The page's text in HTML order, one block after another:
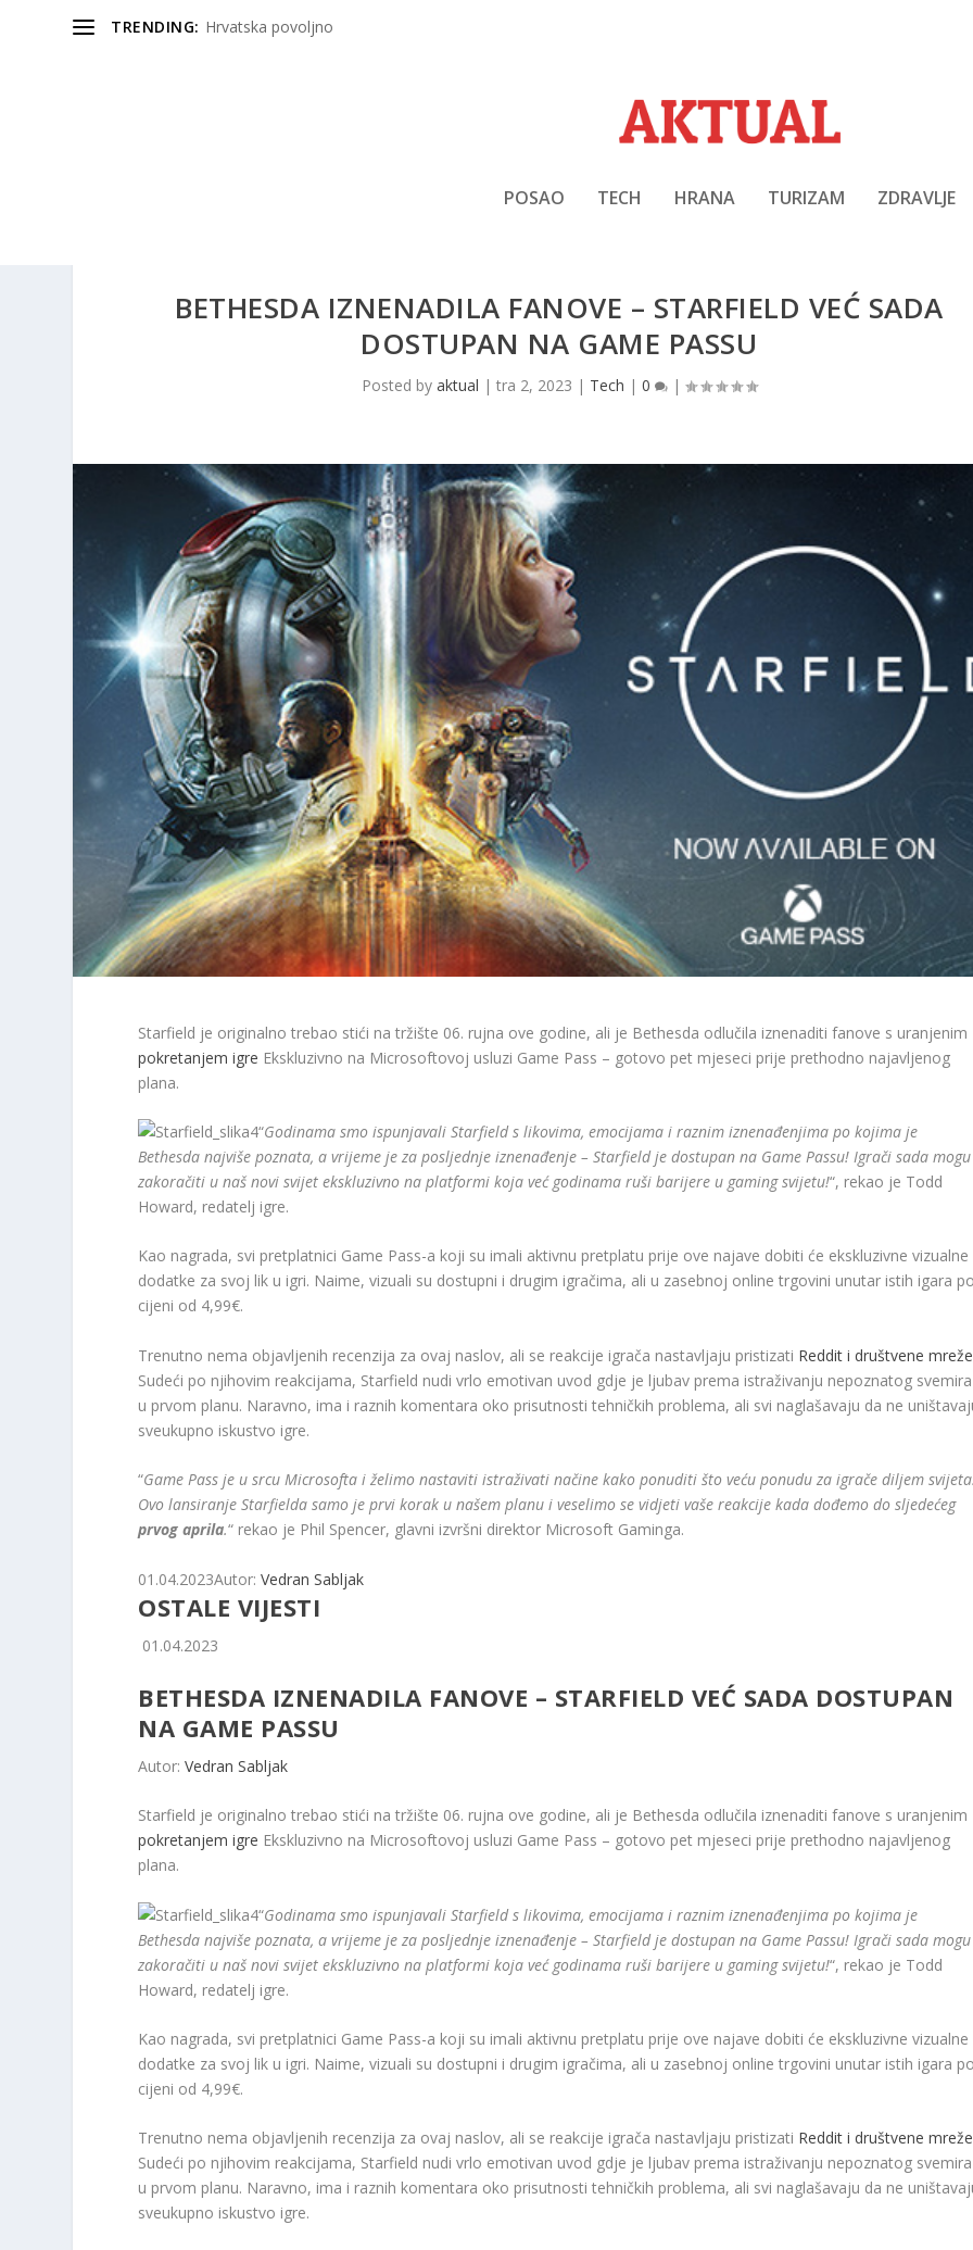
TRENDING: Hrvatska povoljno
POSAO TECH HRANA TURIZAM ZDRAVLJE
BETHESDA IZNENADILA FANOVE – STARFIELD VEĆ SADA
DOSTUPAN NA GAME PASSU
Posted by aktual | tra 2, 2023 | Tech | 0 |
Starfield je originalno trebao stići na tržište 06. rujna ove godine, ali je Bethesda odlučila iznenaditi fanove s uranjenim
pokretanjem igre Ekskluzivno na Microsoftovoj usluzi Game Pass – gotovo pet mjeseci prije prethodno najavljenog
plana.
“Godinama smo ispunjavali Starfield s likovima, emocijama i raznim iznenađenjima po kojima je
Bethesda najviše poznata, a vrijeme je za posljednje iznenađenje – Starfield je dostupan na Game Passu! Igrači sada mogu
zakoračiti u naš novi svijet ekskluzivno na platformi koja već godinama ruši barijere u gaming svijetu!“, rekao je Todd
Howard, redatelj igre.
Kao nagrada, svi pretplatnici Game Pass-a koji su imali aktivnu pretplatu prije ove najave dobiti će ekskluzivne vizualne
dodatke za svoj lik u igri. Naime, vizuali su dostupni i drugim igračima, ali u zasebnoj online trgovini unutar istih igara
cijeni od 4,99€.
Trenutno nema objavljenih recenzija za ovaj naslov, ali se reakcije igrača nastavljaju pristizati Reddit i društvene mreže
Sudeći po njihovim reakcijama, Starfield nudi vrlo emotivan uvod gdje je ljubav prema istraživanju nepoznatog svemira
u prvom planu. Naravno, ima i raznih komentara oko prisutnosti tehničkih problema, ali svi naglašavaju da ne
sveukupno iskustvo igre.
“Game Pass je u srcu Microsofta i želimo nastaviti istraživati ​​načine kako ponuditi što veću ponudu za igrače diljem
Ovo lansiranje Starfielda samo je prvi korak u našem planu i veselimo se vidjeti vaše reakcije kada dođemo do sljedećeg
prvog aprila.“ rekao je Phil Spencer, glavni izvršni direktor Microsoft Gaminga.
01.04.2023Autor:Vedran Sabljak
OSTALE VIJESTI
01.04.2023
BETHESDA IZNENADILA FANOVE – STARFIELD VEĆ SADA DOSTUPAN
NA GAME PASSU
Autor:Vedran Sabljak
Starfield je originalno trebao stići na tržište 06. rujna ove godine, ali je Bethesda odlučila iznenaditi fanove s uranjenim
pokretanjem igre Ekskluzivno na Microsoftovoj usluzi Game Pass – gotovo pet mjeseci prije prethodno najavljenog
plana.
“Godinama smo ispunjavali Starfield s likovima, emocijama i raznim iznenađenjima po kojima je
Bethesda najviše poznata, a vrijeme je za posljednje iznenađenje – Starfield je dostupan na Game Passu! Igrači sada mogu
zakoračiti u naš novi svijet ekskluzivno na platformi koja već godinama ruši barijere u gaming svijetu!“, rekao je Todd
Howard, redatelj igre.
Kao nagrada, svi pretplatnici Game Pass-a koji su imali aktivnu pretplatu prije ove najave dobiti će ekskluzivne vizualne
dodatke za svoj lik u igri. Naime, vizuali su dostupni i drugim igračima, ali u zasebnoj online trgovini unutar istih igara
cijeni od 4,99€.
Trenutno nema objavljenih recenzija za ovaj naslov, ali se reakcije igrača nastavljaju pristizati Reddit i društvene mreže
Sudeći po njihovim reakcijama, Starfield nudi vrlo emotivan uvod gdje je ljubav prema istraživanju nepoznatog svemira
u prvom planu. Naravno, ima i raznih komentara oko prisutnosti tehničkih problema, ali svi naglašavaju da ne
sveukupno iskustvo igre.